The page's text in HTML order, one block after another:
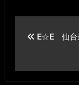
E☆E 仙台